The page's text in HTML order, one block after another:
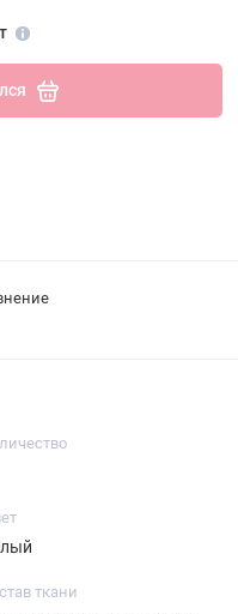
ткани